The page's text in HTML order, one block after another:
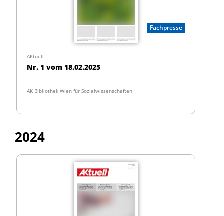
Fachpresse
AKtuell
Nr. 1 vom 18.02.2025
AK Bibliothek Wien für Sozialwissenschaften
2024